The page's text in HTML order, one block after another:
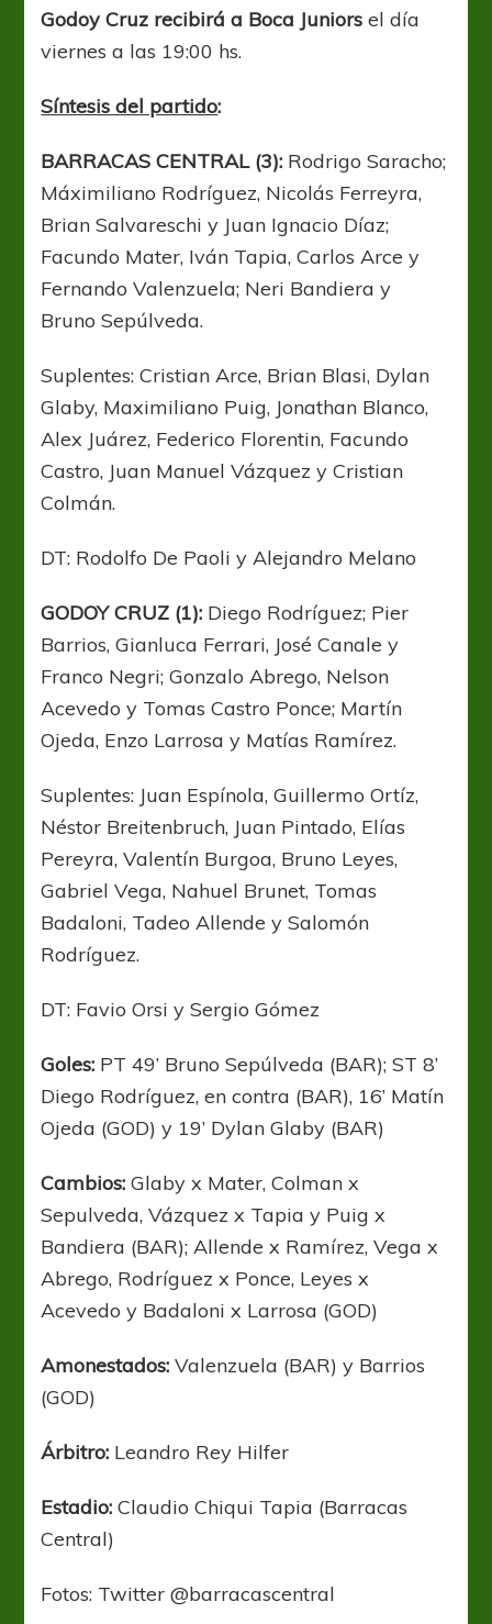
Godoy Cruz recibirá a Boca Juniors el día
viernes a las 19:00 hs.
Síntesis del partido:
BARRACAS CENTRAL (3): Rodrigo Saracho;
Máximiliano Rodríguez, Nicolás Ferreyra,
Brian Salvareschi y Juan Ignacio Díaz;
Facundo Mater, Iván Tapia, Carlos Arce y
Fernando Valenzuela; Neri Bandiera y
Bruno Sepúlveda.
Suplentes: Cristian Arce, Brian Blasi, Dylan
Glaby, Maximiliano Puig, Jonathan Blanco,
Alex Juárez, Federico Florentin, Facundo
Castro, Juan Manuel Vázquez y Cristian
Colmán.
DT: Rodolfo De Paoli y Alejandro Melano
GODOY CRUZ (1): Diego Rodríguez; Pier
Barrios, Gianluca Ferrari, José Canale y
Franco Negri; Gonzalo Abrego, Nelson
Acevedo y Tomas Castro Ponce; Martín
Ojeda, Enzo Larrosa y Matías Ramírez.
Suplentes: Juan Espínola, Guillermo Ortíz,
Néstor Breitenbruch, Juan Pintado, Elías
Pereyra, Valentín Burgoa, Bruno Leyes,
Gabriel Vega, Nahuel Brunet, Tomas
Badaloni, Tadeo Allende y Salomón
Rodríguez.
DT: Favio Orsi y Sergio Gómez
Goles: PT 49’ Bruno Sepúlveda (BAR); ST 8’
Diego Rodríguez, en contra (BAR), 16’ Matín
Ojeda (GOD) y 19’ Dylan Glaby (BAR)
Cambios: Glaby x Mater, Colman x
Sepulveda, Vázquez x Tapia y Puig x
Bandiera (BAR); Allende x Ramírez, Vega x
Abrego, Rodríguez x Ponce, Leyes x
Acevedo y Badaloni x Larrosa (GOD)
Amonestados: Valenzuela (BAR) y Barrios
(GOD)
Árbitro: Leandro Rey Hilfer
Estadio: Claudio Chiqui Tapia (Barracas
Central)
Fotos: Twitter @barracascentral